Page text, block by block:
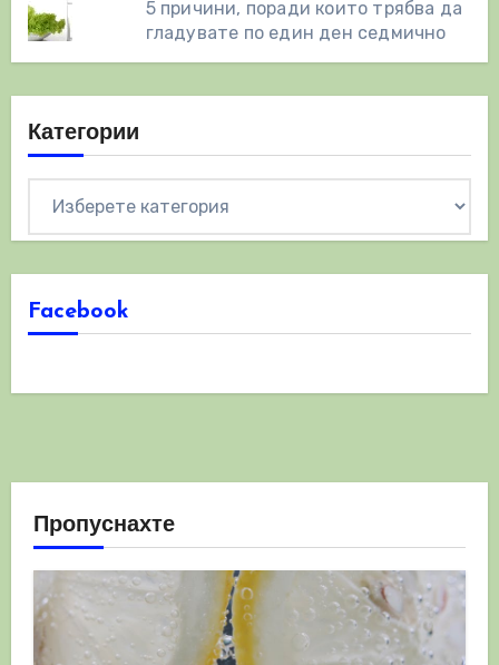
5 причини, поради които трябва да
гладувате по един ден седмично
Категории
Facebook
Пропуснахте